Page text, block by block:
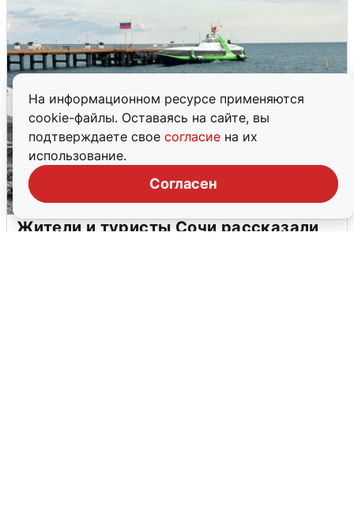
На информационном ресурсе применяются
cookie-файлы. Оставаясь на сайте, вы
подтверждаете свое согласие на их
использование.
Согласен
Жители и туристы Сочи рассказали